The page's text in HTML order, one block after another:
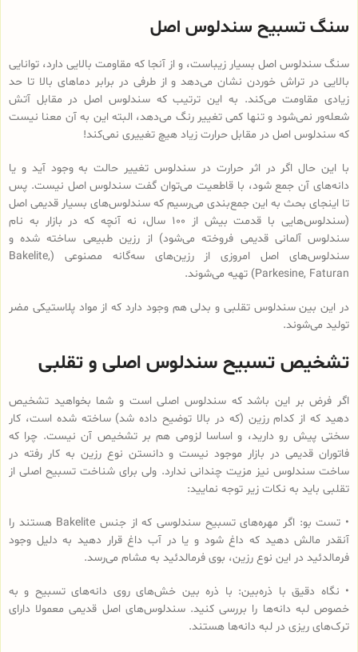
سنگ تسبیح سندلوس اصل
سنگ سندلوس اصل بسیار زیباست، و از آنجا که مقاومت بالایی دارد، توانایی
بالایی در تراش خوردن نشان می‌دهد و از طرفی در برابر دماهای بالا تا حد
زیادی مقاومت می‌کند. به این ترتیب که سندلوس اصل در مقابل آتش
شعله‌ور نمی‌شود و تنها کمی تغییر رنگ می‌دهد، البته این به آن معنا نیست
که سندلوس اصل در مقابل حرارت زیاد هیچ تغییری نمی‌کند!
با این حال اگر در اثر حرارت در سندلوس تغییر حالت به وجود آید و یا
دانه‌های آن جمع شود، با قاطعیت می‌توان گفت سندلوس اصل نیست. پس
تا اینجای بحث به این جمع‌بندی می‌رسیم که سندلوس‌های بسیار قدیمی اصل
(سندلوس‌هایی با قدمت بیش از 100 سال، نه آنچه که در بازار به نام
سندلوس آلمانی قدیمی فروخته می‌شود) از رزین طبیعی ساخته شده و
سندلوس‌‌های اصل امروزی از رزین‌های سه‌گانه مصنوعی (Bakelite,
Parkesine, Faturan) تهیه می‌شوند.
در این بین سندلوس تقلبی و بدلی هم وجود دارد که از مواد پلاستیکی مضر
تولید می‌شوند.
تشخیص تسبیح سندلوس اصلی و تقلبی
اگر فرض بر این باشد که سندلوس اصلی است و شما بخواهید تشخیص
دهید که از کدام رزین (که در بالا توضیح داده شد) ساخته شده است، کار
سختی پیش رو دارید، و اساسا لزومی هم بر تشخیص آن نیست. چرا که
فاتوران قدیمی در بازار موجود نیست و دانستن نوع رزین به کار رفته در
ساخت سندلوس نیز مزیت چندانی ندارد. ولی برای شناخت تسبیح اصلی از
تقلبی باید به نکات زیر توجه نمایید:
• تست بو: اگر مهره‌های تسبیح‌ سندلوسی که از جنس Bakelite هستند را
آنقدر مالش دهید که داغ شود و یا در آب داغ قرار دهید به دلیل وجود
فرمالدئید در این نوع رزین، بوی فرمالدئید به مشام می‌رسد.
• نگاه دقیق با ذره‌بین: با ذره بین خش‌های روی دانه‌های تسبیح و به
خصوص لبه دانه‌ها را بررسی کنید. سندلوس‌های اصل قدیمی معمولا دارای
ترک‌های ریزی در لبه دانه‌ها هستند.